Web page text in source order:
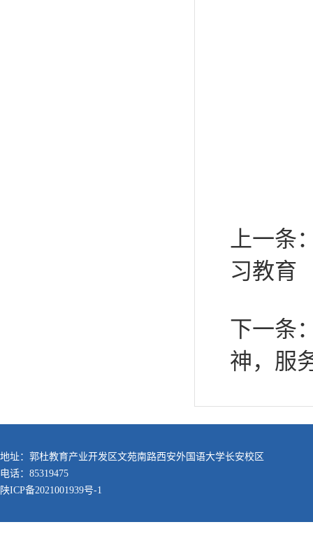
上一条
习教育
下一条
神，服
地址：郭杜教育产业开发区文苑南路西安外国语大学长安校区
电话：85319475
陕ICP备2021001939号-1